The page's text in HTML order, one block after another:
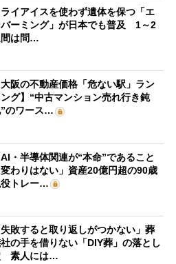
ライアイスを使わず遺体を保つ「エ
バーミング」が日本でも普及 1～2
は問…
大阪の不動産価格「危ない駅」ラン
グ】“中古マンション売れ行き鈍
のワース…
AI・半導体関連が“本命”であること
わりはない」資産20億円超の90歳
トレー…
失敗すると取り返しがつかない」葬
の手を借りない「DIY葬」の落とし
素人には…